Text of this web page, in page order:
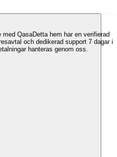
med QasaDetta hem har en verifierad
och dedikerad support 7 dagar i
hanteras genom oss.